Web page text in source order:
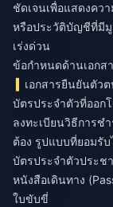
ชัดเจนเพื่อแสดงคว
หรือประวัติบัญชีที่มีมู
เร่งด่วน
ข้อกำหนดด้านเอกส
เอกสารยืนยันตัว
บัตรประจำตัวที่ออก
ลงทะเบียนวิธีการช
ต้อง รูปแบบที่ยอมรับ
บัตรประจำตัวประช
หนังสือเดินทาง
ใบขับขี่